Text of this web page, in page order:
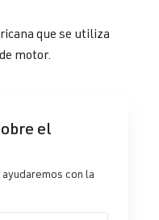
que se utiliza
motor.
el
con la